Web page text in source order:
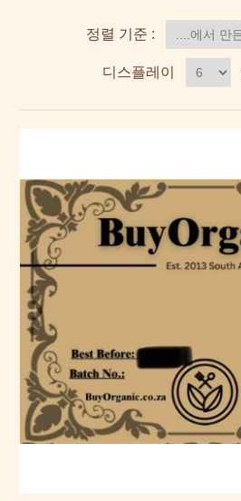
정렬 기준 :
디스플레이